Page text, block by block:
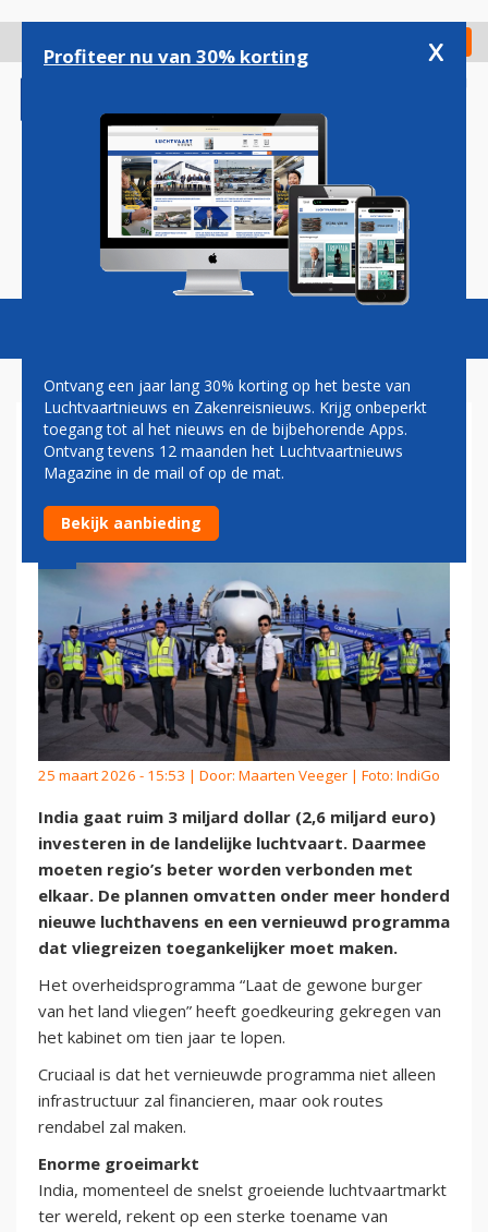
gaan
Check in
Magazine Podcasts Vacatures
HONDERD NIEUWE
VLIEGVELDEN ERBIJ IN INDIA
25 maart 2026 - 15:53 | Door: Maarten Veeger | Foto: IndiGo
India gaat ruim 3 miljard dollar (2,6 miljard euro)
investeren in de landelijke luchtvaart. Daarmee
moeten regio’s beter worden verbonden met
elkaar. De plannen omvatten onder meer honderd
nieuwe luchthavens en een vernieuwd programma
dat vliegreizen toegankelijker moet maken.
Het overheidsprogramma “Laat de gewone burger
van het land vliegen” heeft goedkeuring gekregen van
het kabinet om tien jaar te lopen.
Cruciaal is dat het vernieuwde programma niet alleen
infrastructuur zal financieren, maar ook routes
rendabel zal maken.
Enorme groeimarkt
India, momenteel de snelst groeiende luchtvaartmarkt
ter wereld, rekent op een sterke toename van
Profiteer nu van 30% korting x
Ontvang een jaar lang 30% korting op het beste van
Luchtvaartnieuws en Zakenreisnieuws. Krijg onbeperkt
toegang tot al het nieuws en de bijbehorende Apps.
Ontvang tevens 12 maanden het Luchtvaartnieuws
Magazine in de mail of op de mat.
Bekijk aanbieding